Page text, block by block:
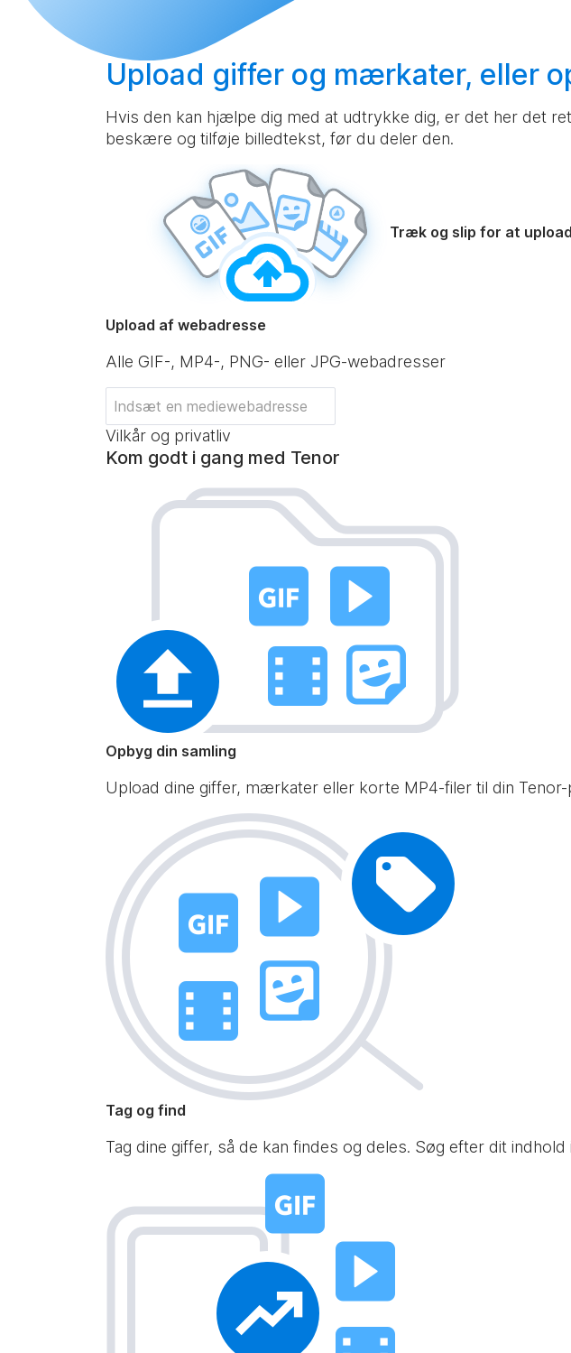
Upload giffer og mærkater, eller
Hvis den kan hjælpe dig med at udtrykke dig, er det her det
beskære og tilføje billedtekst, før du deler den.
Træk og slip for at
Upload af webadresse
Alle GIF-, MP4-, PNG- eller JPG-webadresser
Vilkår og privatliv
Kom godt i gang med Tenor
Opbyg din samling
Upload dine giffer, mærkater eller korte MP4-filer til din
Tag og find
Tag dine giffer, så de kan findes og deles. Søg efter dit